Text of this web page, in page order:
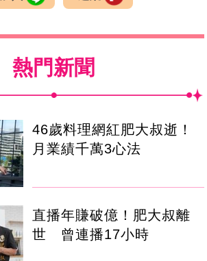
熱門新聞
46歲料理網紅肥大叔逝！
月業績千萬3心法
直播年賺破億！肥大叔離
世 曾連播17小時